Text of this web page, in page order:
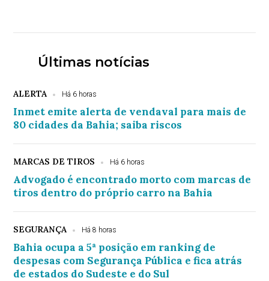
Últimas notícias
ALERTA Há 6 horas
Inmet emite alerta de vendaval para mais de
80 cidades da Bahia; saiba riscos
MARCAS DE TIROS Há 6 horas
Advogado é encontrado morto com marcas de
tiros dentro do próprio carro na Bahia
SEGURANÇA Há 8 horas
Bahia ocupa a 5ª posição em ranking de
despesas com Segurança Pública e fica atrás
de estados do Sudeste e do Sul